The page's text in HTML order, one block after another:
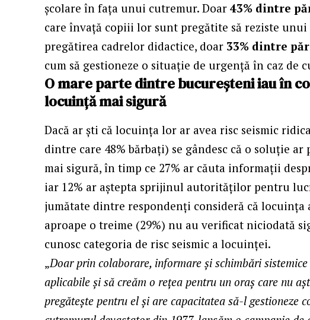
școlare în fața unui cutremur. Doar43% dintre
care învață copiii lor sunt pregătite să reziste unui
pregătirea cadrelor didactice, doar 33% dintre
cum să gestioneze o situație de urgență în caz de
O mare parte dintre bucureșteni iau în
locuință mai sigură
Dacă ar ști că locuința lor ar avea risc seismic
dintre care 48% bărbați) se gândesc că o soluție
mai sigură, în timp ce 27% ar căuta informații
iar 12% ar aștepta sprijinul autorităților pentru
jumătate dintre respondenți consideră că locuința
aproape o treime (29%) nu au verificat niciodată
cunosc categoria de risc seismic a locuinței.
„Doar prin colaborare, informare și schimbări
aplicabile și să creăm o rețea pentru un oraș care nu
pregătește pentru el și are capacitatea să-l gestioneze